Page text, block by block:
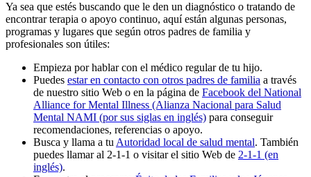
Ya sea que estés buscando que le den un diagnóstico o tratando de
encontrar terapia o apoyo continuo, aquí están algunas personas,
programas y lugares que según otros padres de familia y
profesionales son útiles:
Empieza por hablar con el médico regular de tu hijo.
Puedes estar en contacto con otros padres de familia a través
de nuestro sitio Web o en la página de Facebook del National
Alliance for Mental Illness (Alianza Nacional para Salud
Mental NAMI (por sus siglas en inglés) para conseguir
recomendaciones, referencias o apoyo.
Busca y llama a tu Autoridad local de salud mental. También
puedes llamar al 2-1-1 o visitar el sitio Web de 2-1-1 (en
inglés).